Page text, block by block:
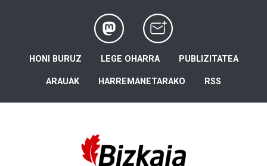
HONI BURUZ LEGE OHARRA PUBLIZITATEA
ARAUAK HARREMANETARAKO RSS